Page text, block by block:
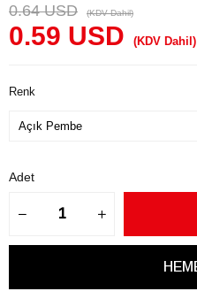
0.64 USD (KDV Dahil)
0.59 USD (KDV Dahil)
Renk
Adet